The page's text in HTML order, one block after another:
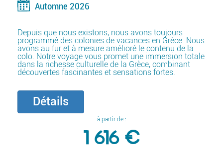
Automne 2026
Depuis que nous existons, nous avons toujours
programmé des colonies de vacances en Grèce. Nous
avons au fur et à mesure amélioré le contenu de la
colo. Notre voyage vous promet une immersion totale
dans la richesse culturelle de la Grèce, combinant
découvertes fascinantes et sensations fortes.
Détails
à partir de :
1 616 €